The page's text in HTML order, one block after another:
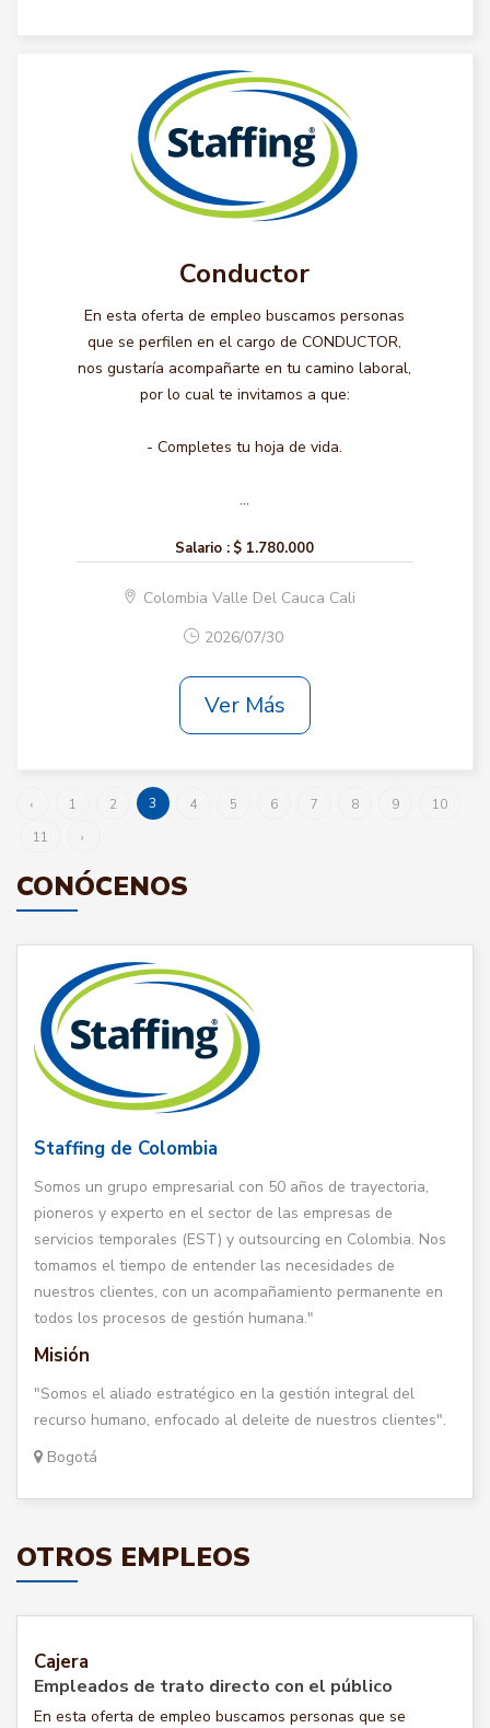
Conductor
En esta oferta de empleo buscamos personas
que se perfilen en el cargo de CONDUCTOR,
nos gustaría acompañarte en tu camino laboral,
por lo cual te invitamos a que:
- Completes tu hoja de vida.
...
Salario : $ 1.780.000
Colombia Valle Del Cauca Cali
2026/07/30
Ver Más
‹ 1 2 3 4 5 6 7 8 9
10
11
›
CONÓCENOS
Staffing de Colombia
Somos un grupo empresarial con 50 años de trayectoria,
pioneros y experto en el sector de las empresas de
servicios temporales (EST) y outsourcing en Colombia. Nos
tomamos el tiempo de entender las necesidades de
nuestros clientes, con un acompañamiento permanente en
todos los procesos de gestión humana."
Misión
"Somos el aliado estratégico en la gestión integral del
recurso humano, enfocado al deleite de nuestros clientes".
Bogotá
OTROS EMPLEOS
Cajera
Empleados de trato directo con el público
En esta oferta de empleo buscamos personas que se